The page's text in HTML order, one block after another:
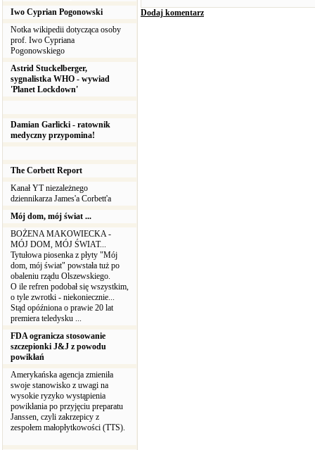
Iwo Cyprian Pogonowski
Notka wikipedii dotycząca osoby
prof. Iwo Cypriana
Pogonowskiego
Astrid Stuckelberger,
sygnalistka WHO - wywiad
'Planet Lockdown'
Damian Garlicki - ratownik
medyczny przypomina!
The Corbett Report
Kanał YT niezależnego
dziennikarza James'a Corbett'a
Mój dom, mój świat ...
BOŻENA MAKOWIECKA -
MÓJ DOM, MÓJ ŚWIAT...
Tytułowa piosenka z płyty "Mój
dom, mój świat" powstała tuż po
obaleniu rządu Olszewskiego.
O ile refren podobał się wszystkim,
o tyle zwrotki - niekoniecznie...
Stąd opóźniona o prawie 20 lat
premiera teledysku ...
FDA ogranicza stosowanie
szczepionki J&J z powodu
powikłań
Amerykańska agencja zmieniła
swoje stanowisko z uwagi na
wysokie ryzyko wystąpienia
powikłania po przyjęciu preparatu
Janssen, czyli zakrzepicy z
zespołem małopłytkowości (TTS).
Dodaj komentarz